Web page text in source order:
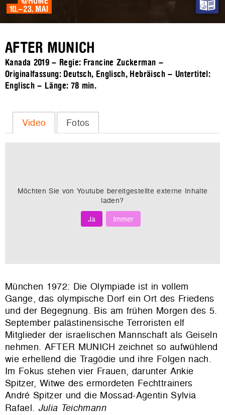
AFTER MUNICH
Kanada 2019 – Regie: Francine Zuckerman –
Originalfassung: Deutsch, Englisch, Hebräisch – Untertitel:
Englisch – Länge: 78 min.
Video Fotos
Möchten Sie von Youtube bereitgestellte externe Inhalte
laden?
Ja
Immer
München 1972: Die Olympiade ist in vollem
Gange, das olympische Dorf ein Ort des Friedens
und der Begegnung. Bis am frühen Morgen des 5.
September palästinensische Terroristen elf
Mitglieder der israelischen Mannschaft als Geiseln
nehmen. AFTER MUNICH zeichnet so aufwühlend
wie erhellend die Tragödie und ihre Folgen nach.
Im Fokus stehen vier Frauen, darunter Ankie
Spitzer, Witwe des ermordeten Fechttrainers
André Spitzer und die Mossad-Agentin Sylvia
Rafael. Julia Teichmann